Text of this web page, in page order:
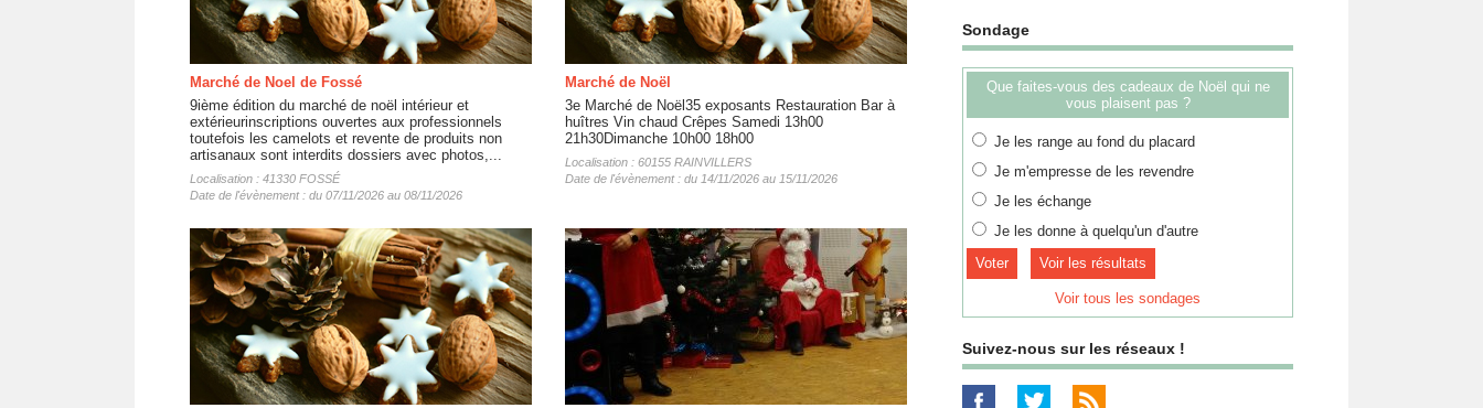
Marché de Noel de Fossé
9ième édition du marché de noël intérieur et
extérieurinscriptions ouvertes aux professionnels
toutefois les camelots et revente de produits non
artisanaux sont interdits dossiers avec photos,...
Localisation : 41330 FOSSÉ
Date de l'évènement : du 07/11/2026 au 08/11/2026
Marché de Noël
3e Marché de Noël35 exposants Restauration Bar à
huîtres Vin chaud Crêpes Samedi 13h00
21h30Dimanche 10h00 18h00
Localisation : 60155 RAINVILLERS
Date de l'évènement : du 14/11/2026 au 15/11/2026
Sondage
Que faites-vous des cadeaux de Noël qui ne
vous plaisent pas ?
Je les range au fond du placard
Je m'empresse de les revendre
Je les échange
Je les donne à quelqu'un d'autre
Voir les résultats
Voir tous les sondages
Suivez-nous sur les réseaux !